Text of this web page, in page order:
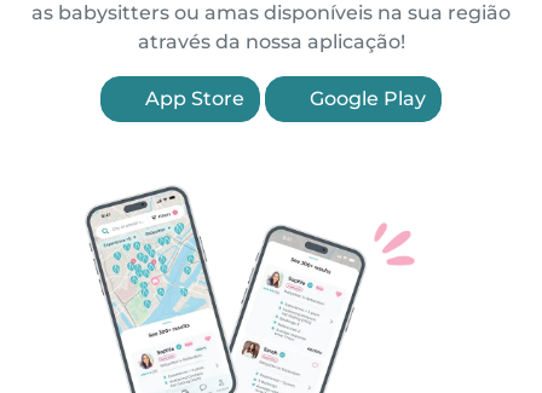
as babysitters ou amas disponíveis na sua região
através da nossa aplicação!
App Store Google Play